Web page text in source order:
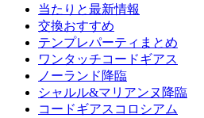
当たりと最新情報
交換おすすめ
テンプレパーティまとめ
ワンタッチコードギアス
ノーランド降臨
シャルル&マリアンヌ降臨
コードギアスコロシアム